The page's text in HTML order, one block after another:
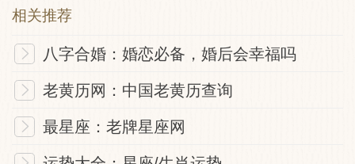
相关推荐
八字合婚：婚恋必备，婚后会幸福吗
老黄历网：中国老黄历查询
最星座：老牌星座网